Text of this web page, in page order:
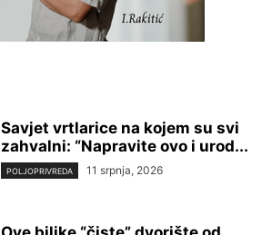
Savjet vrtlarice na kojem su svi
zahvalni: “Napravite ovo i urod...
POLJOPRIVREDA 11 srpnja, 2026